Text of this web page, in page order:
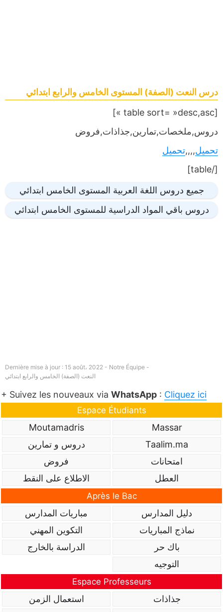
درس النعت (الصفة) المستوى الخامس والرابع ابتدائي
[table sort= »desc,asc »]
دروس,ملخصات,تمارين,جذاذات,فروض
تحميل,,,,تحميل
[/table]
جميع دروس اللغة العربية المستوى الخامس ابتدائي
دروس باقي المواد الدراسية للمستوى الخامس ابتدائي
Dernière mise à jour : 15 août، 2022 - Notre Équipe -
النعت (الصفة) الخامس والرابع ابتدائي
+ Suivez les nouveaux via WhatsApp : Cliquez ici
Espace Étudiants
Massar
Moutamadris
Taalim.ma
دروس و تمارين
امتحانات
فروض
العطل
الاطلاع على النقط
Après le Bac
دليل المدارس
مباريات المدارس
نماذج المباريات
التكوين المهني
باك حر
الدراسة بالخارج
التوجيه
Espace Professeurs
جذاذات
استعمال الزمن